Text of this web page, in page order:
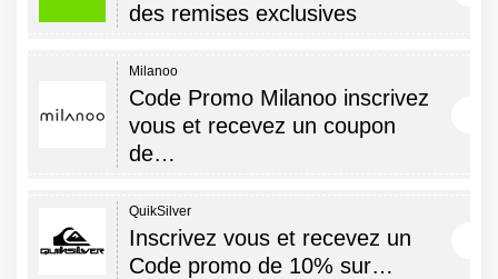
des remises exclusives
Milanoo
Code Promo Milanoo inscrivez
vous et recevez un coupon
de…
QuikSilver
Inscrivez vous et recevez un
Code promo de 10% sur…